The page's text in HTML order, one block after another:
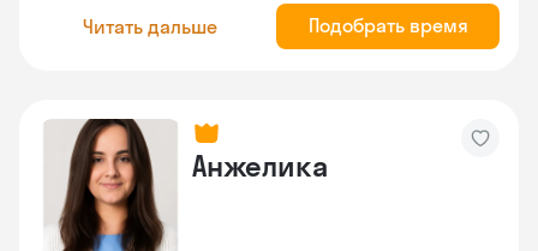
Читать дальше Подобрать время
Анжелика